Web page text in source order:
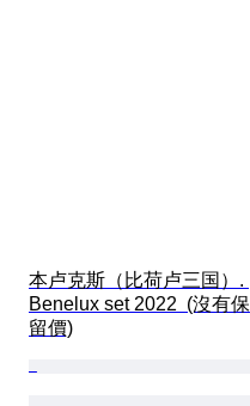
本卢克斯（比荷卢三国）.
Benelux set 2022  (沒有保
留價)